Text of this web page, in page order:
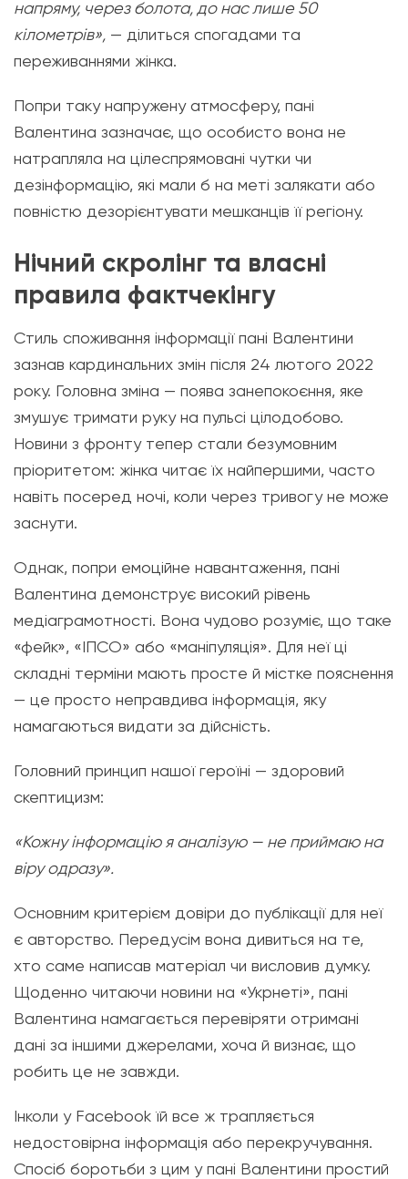
напряму, через болота, до нас лише 50
кілометрів», — ділиться спогадами та
переживаннями жінка.
Попри таку напружену атмосферу, пані
Валентина зазначає, що особисто вона не
натрапляла на цілеспрямовані чутки чи
дезінформацію, які мали б на меті залякати або
повністю дезорієнтувати мешканців її регіону.
Нічний скролінг та власні
правила фактчекінгу
Стиль споживання інформації пані Валентини
зазнав кардинальних змін після 24 лютого 2022
року. Головна зміна — поява занепокоєння, яке
змушує тримати руку на пульсі цілодобово.
Новини з фронту тепер стали безумовним
пріоритетом: жінка читає їх найпершими, часто
навіть посеред ночі, коли через тривогу не може
заснути.
Однак, попри емоційне навантаження, пані
Валентина демонструє високий рівень
медіаграмотності. Вона чудово розуміє, що таке
«фейк», «ІПСО» або «маніпуляція». Для неї ці
складні терміни мають просте й містке пояснення
— це просто неправдива інформація, яку
намагаються видати за дійсність.
Головний принцип нашої героїні — здоровий
скептицизм:
«Кожну інформацію я аналізую — не приймаю на
віру одразу».
Основним критерієм довіри до публікації для неї
є авторство. Передусім вона дивиться на те,
хто саме написав матеріал чи висловив думку.
Щоденно читаючи новини на «Укрнеті», пані
Валентина намагається перевіряти отримані
дані за іншими джерелами, хоча й визнає, що
робить це не завжди.
Інколи у Facebook їй все ж трапляється
недостовірна інформація або перекручування.
Спосіб боротьби з цим у пані Валентини простий